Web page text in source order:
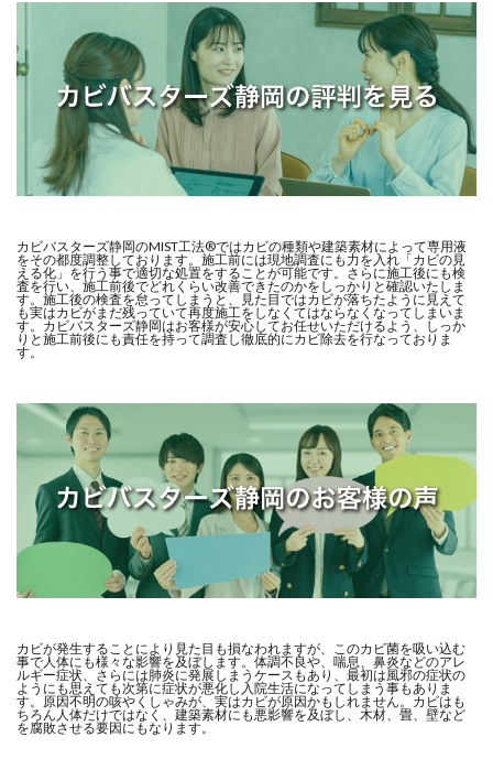
カビバスターズ静岡のMIST工法®ではカビの種類や建築素材によって専用液
をその都度調整しております。施工前には現地調査にも力を入れ「カビの見
える化」を行う事で適切な処置をすることが可能です。さらに施工後にも検
査を行い、施工前後でどれくらい改善できたのかをしっかりと確認いたしま
す。施工後の検査を怠ってしまうと、見た目ではカビが落ちたように見えて
も実はカビがまだ残っていて再度施工をしなくてはならなくなってしまいま
す。カビバスターズ静岡はお客様が安心してお任せいただけるよう、しっか
りと施工前後にも責任を持って調査し徹底的にカビ除去を行なっておりま
す。
カビが発生することにより見た目も損なわれますが、このカビ菌を吸い込む
事で人体にも様々な影響を及ぼします。体調不良や、喘息、鼻炎などのアレ
ルギー症状、さらには肺炎に発展しまうケースもあり、最初は風邪の症状の
ようにも思えても次第に症状が悪化し入院生活になってしまう事もありま
す。原因不明の咳やくしゃみが、実はカビが原因かもしれません。カビはも
ちろん人体だけではなく、建築素材にも悪影響を及ぼし、木材、畳、壁など
を腐敗させる要因にもなります。